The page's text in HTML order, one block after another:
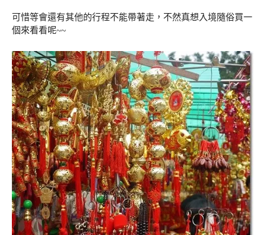
可惜等會還有其他的行程不能帶著走，不然真想入境隨俗買一
個來看看呢~~